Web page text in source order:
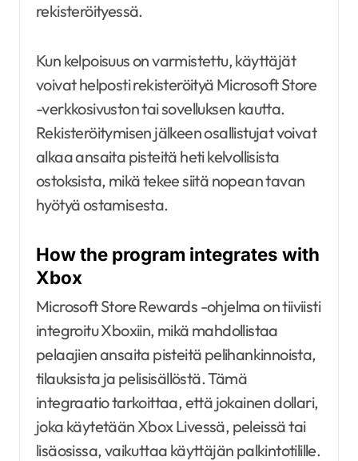
rekisteröityessä.
Kun kelpoisuus on varmistettu, käyttäjät
voivat helposti rekisteröityä Microsoft Store
-verkkosivuston tai sovelluksen kautta.
Rekisteröitymisen jälkeen osallistujat voivat
alkaa ansaita pisteitä heti kelvollisista
ostoksista, mikä tekee siitä nopean tavan
hyötyä ostamisesta.
How the program integrates with
Xbox
Microsoft Store Rewards -ohjelma on tiiviisti
integroitu Xboxiin, mikä mahdollistaa
pelaajien ansaita pisteitä pelihankinnoista,
tilauksista ja pelisisällöstä. Tämä
integraatio tarkoittaa, että jokainen dollari,
joka käytetään Xbox Livessä, peleissä tai
lisäosissa, vaikuttaa käyttäjän palkintotilille.